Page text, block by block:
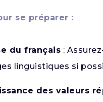
se préparer :
du français :
linguistiques si
des valeurs